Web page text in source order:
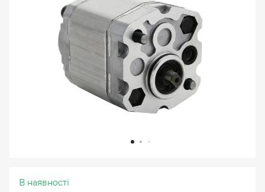
В наявності